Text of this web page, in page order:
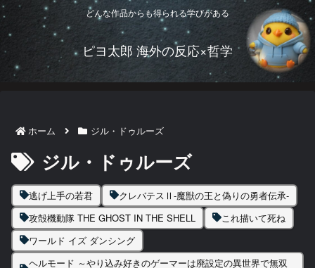
どんな作品からも得られる学びがある
ピヨ太郎 海外の反応×哲学
ホーム ジル・ドゥルーズ
ジル・ドゥルーズ
逃げ上手の若君
クレバテスⅡ-魔獣の王と偽りの勇者伝承-
攻殻機動隊 THE GHOST IN THE SHELL
これ描いて死ね
ワールド イズ ダンシング
ヘルモード ～やり込み好きのゲーマーは廃設定の異世界で無双